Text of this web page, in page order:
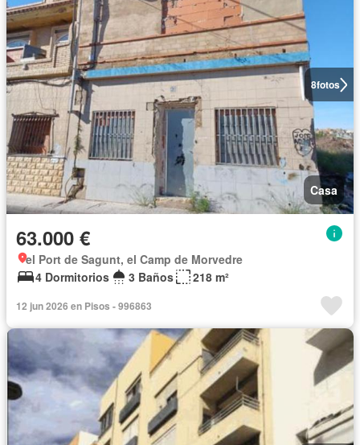
8fotos
Casa
63.000 €
el Port de Sagunt, el Camp de Morvedre
4 Dormitorios
3 Baños 218 m²
12 jun 2026 en Pisos - 996863